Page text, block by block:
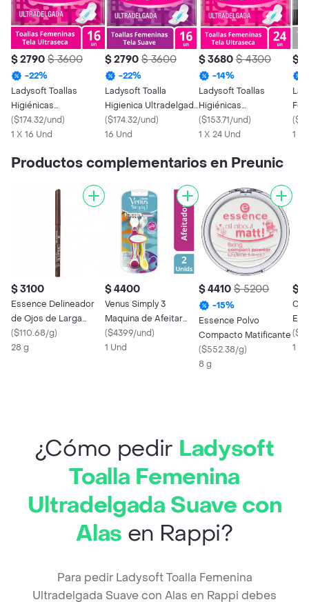
$ 2790 $ 3600
-22%
Ladysoft Toallas
Higiénicas
Ultradelgadas Tela
Ultraseca
($174.32/und)
1 X 16 Und
$ 2790 $ 3600
-22%
Ladysoft Toalla
Higienica Ultradelgada
Suave C/Alas
($174.32/und)
16 Und
$ 3680 $ 4300
-14%
Ladysoft Toallas
Higiénicas
Ultradelgada
($153.71/und)
1 X 24 Und
$
(
1 X
Productos complementarios en Preunic
$ 3100
Essence Delineador
de Ojos de Larga
Duración 02
($110.68/g)
28 g
$ 4400
Venus Simply 3
Maquina de Afeitar
Desechable 3 Hojas
Mujer 2
($4399/und)
1 Und
$ 4410 $ 5200
-15%
Essence Polvo
Compacto Matificante
($552.38/g)
8 g
$
(
1 X
¿Cómo pedir Ladysoft
Toalla Femenina
Ultradelgada Suave con
Alas en Rappi?
Para pedir Ladysoft Toalla Femenina
Ultradelgada Suave con Alas en Rappi debes